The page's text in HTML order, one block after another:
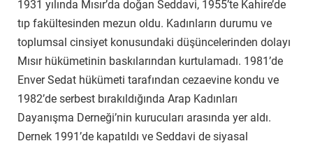
1931 yılında Mısır’da doğan Seddavi, 1955’te Kahire’de
tıp fakültesinden mezun oldu. Kadınların durumu ve
toplumsal cinsiyet konusundaki düşüncelerinden dolayı
Mısır hükümetinin baskılarından kurtulamadı. 1981’de
Enver Sedat hükümeti tarafından cezaevine kondu ve
1982’de serbest bırakıldığında Arap Kadınları
Dayanışma Derneği’nin kurucuları arasında yer aldı.
Dernek 1991’de kapatıldı ve Seddavi de siyasal